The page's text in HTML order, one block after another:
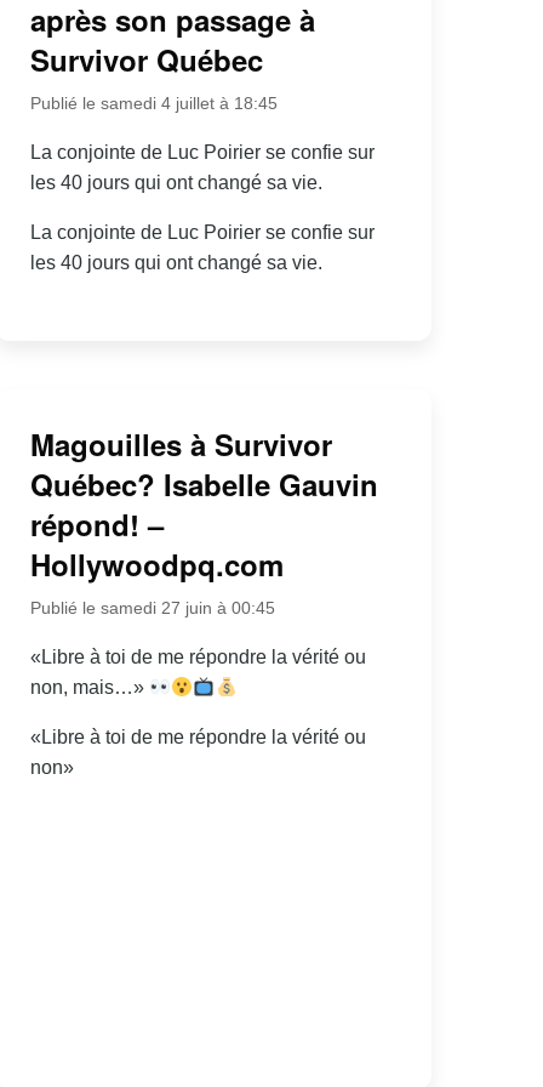
après son passage à
Survivor Québec
Publié le samedi 4 juillet à 18:45
La conjointe de Luc Poirier se confie sur
les 40 jours qui ont changé sa vie.
La conjointe de Luc Poirier se confie sur
les 40 jours qui ont changé sa vie.
Magouilles à Survivor
Québec? Isabelle Gauvin
répond! –
Hollywoodpq.com
Publié le samedi 27 juin à 00:45
«Libre à toi de me répondre la vérité ou
non, mais…»
«Libre à toi de me répondre la vérité ou
non»